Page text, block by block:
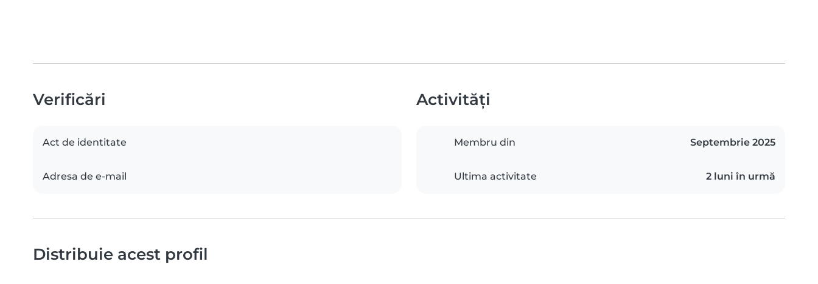
Verificări
Act de identitate
Adresa de e-mail
Activități
Membru din Septembrie 2025
Ultima activitate 2 luni în urmă
Distribuie acest profil